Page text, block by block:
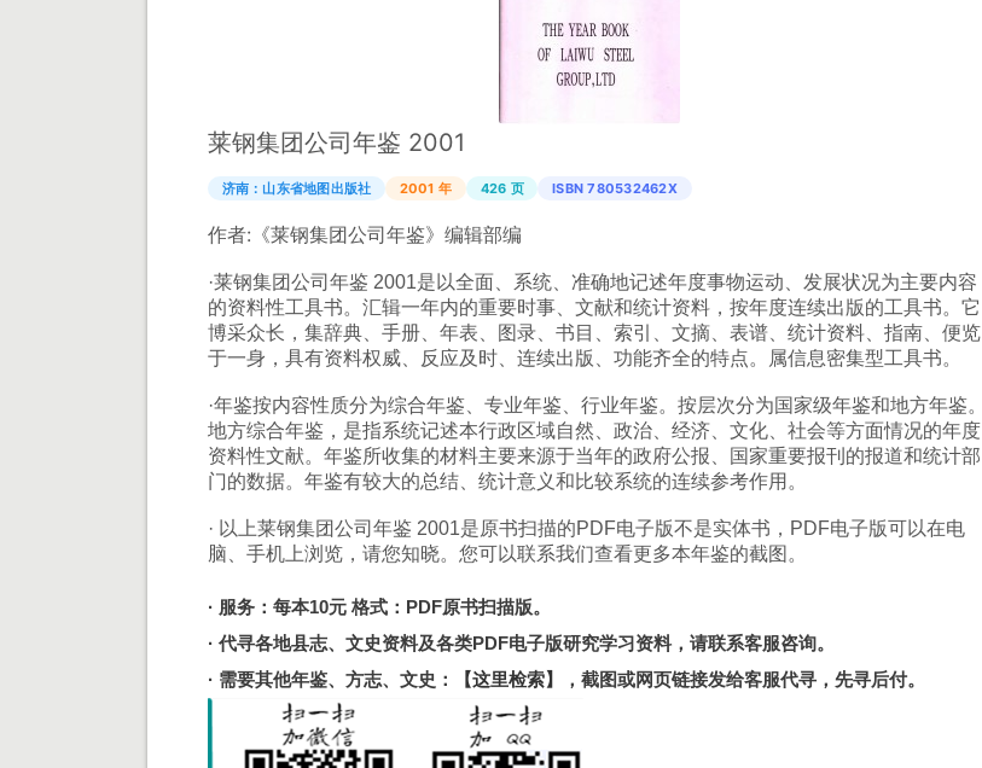
莱钢集团公司年鉴 2001
济南：山东省地图出版社 2001 年 426 页 ISBN 780532462X
作者: 《莱钢集团公司年鉴》编辑部编
·莱钢集团公司年鉴 2001是以全面、系统、准确地记述年度事物运动、发展状况为主要内容
的资料性工具书。汇辑一年内的重要时事、文献和统计资料，按年度连续出版的工具书。它
博采众长，集辞典、手册、年表、图录、书目、索引、文摘、表谱、统计资料、指南、便览
于一身，具有资料权威、反应及时、连续出版、功能齐全的特点。属信息密集型工具书。
·年鉴按内容性质分为综合年鉴、专业年鉴、行业年鉴。按层次分为国家级年鉴和地方年鉴。
地方综合年鉴，是指系统记述本行政区域自然、政治、经济、文化、社会等方面情况的年度
资料性文献。年鉴所收集的材料主要来源于当年的政府公报、国家重要报刊的报道和统计部
门的数据。年鉴有较大的总结、统计意义和比较系统的连续参考作用。
· 以上莱钢集团公司年鉴 2001是原书扫描的PDF电子版不是实体书，PDF电子版可以在电
脑、手机上浏览，请您知晓。您可以联系我们查看更多本年鉴的截图。
· 服务：每本10元 格式：PDF原书扫描版。
· 代寻各地县志、文史资料及各类PDF电子版研究学习资料，请联系客服咨询。
· 需要其他年鉴、方志、文史：
【这里检索】 ，截图或网页链接发给客服代寻，先寻后付。